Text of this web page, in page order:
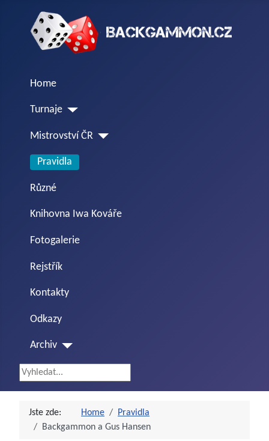
Home
Turnaje
Mistrovství ČR
Pravidla
Různé
Knihovna Iwa Kováře
Fotogalerie
Rejstřík
Kontakty
Odkazy
Archiv
Vyhledávání...
Jste zde: Home
Pravidla
Backgammon a Gus Hansen